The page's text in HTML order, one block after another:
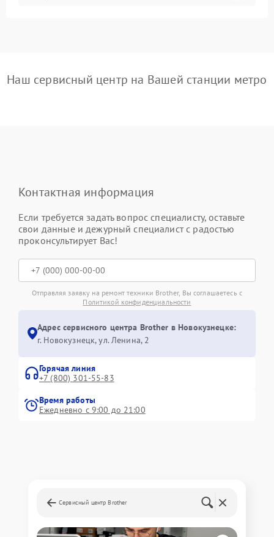
Наш сервисный центр на Вашей станции метро
Контактная информация
Если требуется задать вопрос специалисту, оставьте
свои данные и дежурный специалист с радостью
проконсультирует Вас!
Отправляя заявку на ремонт техники Brother, Вы соглашаетесь с
Политикой конфиденциальности
Адрес сервисного центра Brother в Новокузнецке:
г. Новокузнецк, ул. Ленина, 2
Горячая линия
+7 (800) 301-55-83
Время работы
Ежедневно с 9:00 до 21:00
Сервисный центр Brother